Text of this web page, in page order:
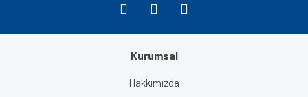
Kurumsal
Hakkımızda